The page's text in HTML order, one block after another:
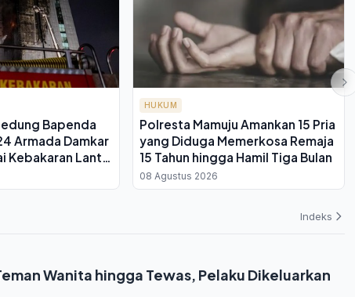
Bapenda
Armada Damkar
Kebakaran Lantai
HUKUM
Polresta Mamuju Amankan 15 Pria
yang Diduga Memerkosa Remaja
15 Tahun hingga Hamil Tiga Bulan
08 Agustus 2026
Indeks
Wanita hingga Tewas, Pelaku Dikeluarkan